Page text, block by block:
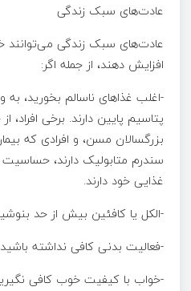
عادت‌های سبک زندگی
عادت‌های سبک زندگی می‌توانند
افزایش دهند، از جمله اگر:
-اغلب غذاهای ناسالم بخورید، به
پتاسیم پایین دارند. برخی افراد،
بزرگسالان مسن، و افرادی که
سندرم متابولیک دارند،
غذایی خود دارند.
-الکل یا کافئین بیش از حد
-فعالیت بدنی کافی نداشته باشید
-خواب با کیفیت خوب کافی